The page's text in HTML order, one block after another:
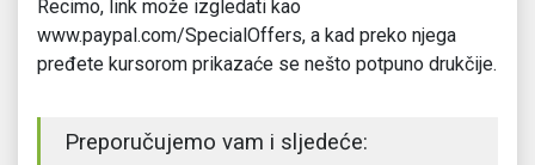
Recimo, link može izgledati kao
www.paypal.com/SpecialOffers, a kad preko njega
pređete kursorom prikazaće se nešto potpuno drukčije.
Preporučujemo vam i sljedeće: